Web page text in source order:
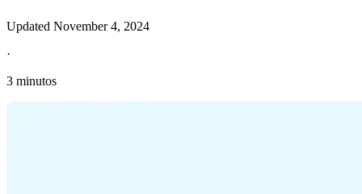
Updated November 4, 2024
·
3 minutos